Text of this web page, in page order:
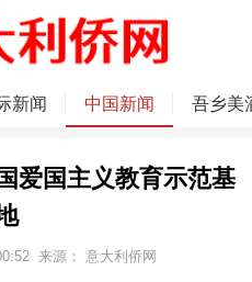
新闻 中国新闻 吾乡美
爱国主义教育示范基
来源： 意大利侨网